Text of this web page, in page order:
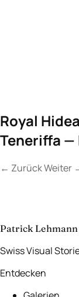
Royal
Teneriffa —
← ZurückWeiter
aufnehmen→
Patrick Lehmann
Swiss Visual
Entdecken